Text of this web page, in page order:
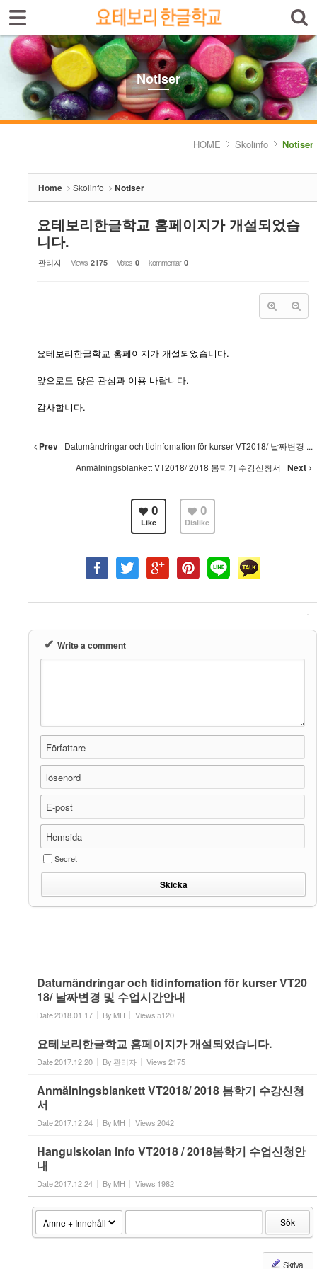
Notiser
HOME Skolinfo Notiser
Home Skolinfo Notiser
요테보리한글학교 홈페이지가 개설되었습
니다.
관리자 Views 2175 Votes 0 kommentar 0
요테보리한글학교 홈페이지가 개설되었습니다.
앞으로도 많은 관심과 이용 바랍니다.
감사합니다.
Prev Datumändringar och tidinfomation för kurser VT2018/ 날짜변경 ...
Anmälningsblankett VT2018/ 2018 봄학기 수강신청서 Next
0
Like
0
Dislike
✔ Write a comment
Författare
lösenord
E-post
Hemsida
Secret
Datumändringar och tidinfomation för kurser VT20
18/ 날짜변경 및 수업시간안내
Date2018.01.17 By MH Views5120
요테보리한글학교 홈페이지가 개설되었습니다.
Date2017.12.20 By 관리자 Views2175
Anmälningsblankett VT2018/ 2018 봄학기 수강신청
서
Date2017.12.24 By MH Views2042
Hangulskolan info VT2018 / 2018봄학기 수업신청안
내
Date2017.12.24 By MH Views 1982
Sök
Skriva
Sign In Sign Up
Select language
Introduktion av skolan
Skolinfo
Photoalbum
Lärarinfo
Sketchbook5, 스케치북5
Sketchbook5, 스케치북5